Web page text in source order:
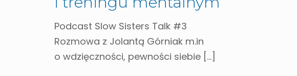
Podcast Slow Sisters Talk #3
Rozmowa z Jolantą Górniak m.in
o wdzięczności, pewności siebie[…]